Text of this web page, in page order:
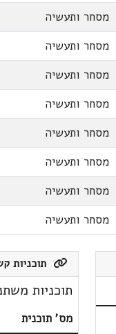
מסחר ותעשיה
מסחר ותעשיה
מסחר ותעשיה
מסחר ותעשיה
מסחר ותעשיה
מסחר ותעשיה
מסחר ותעשיה
מסחר ותעשיה
תוכניות
תוכניות
מס' תוכנית